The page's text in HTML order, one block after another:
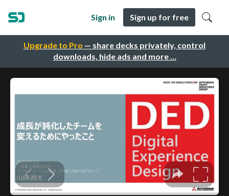
Upgrade to Pro — share decks privately, control
downloads, hide ads and more …
Sign in Sign up for free